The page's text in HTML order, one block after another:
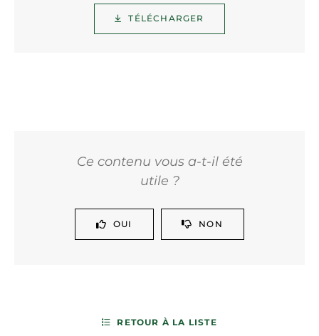
TÉLÉCHARGER
Ce contenu vous a-t-il été
utile ?
OUI NON
RETOUR À LA LISTE